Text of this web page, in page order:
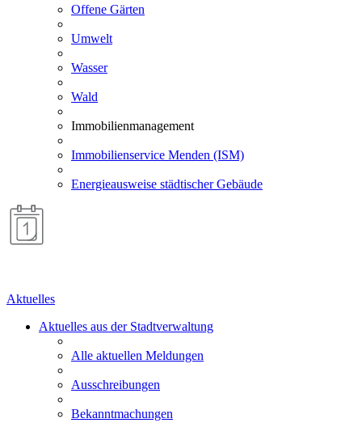
Offene Gärten
Umwelt
Wasser
Wald
Immobilienmanagement
Immobilienservice Menden (ISM)
Energieausweise städtischer Gebäude
Aktuelles
Aktuelles aus der Stadtverwaltung
Alle aktuellen Meldungen
Ausschreibungen
Bekanntmachungen